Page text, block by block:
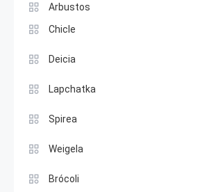
Arbustos
Chicle
Deicia
Lapchatka
Spirea
Weigela
Brócoli